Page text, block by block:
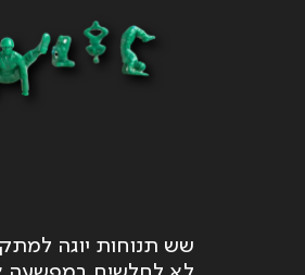
שש תנוחות יוגה